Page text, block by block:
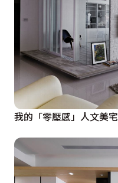
我的「零壓感」人文美宅